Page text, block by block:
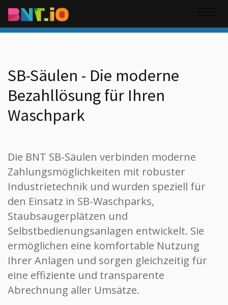
SB-Säulen - Die moderne
Bezahllösung für Ihren
Waschpark
Die BNT SB-Säulen verbinden moderne
Zahlungsmöglichkeiten mit robuster
Industrietechnik und wurden speziell für
den Einsatz in SB-Waschparks,
Staubsaugerplätzen und
Selbstbedienungsanlagen entwickelt. Sie
ermöglichen eine komfortable Nutzung
Ihrer Anlagen und sorgen gleichzeitig für
eine effiziente und transparente
Abrechnung aller Umsätze.